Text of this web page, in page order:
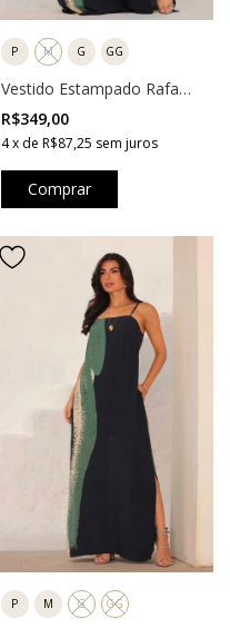
P M G GG
Vestido Estampado Rafa
Azul Marinho
R$349,00
4 x de R$87,25 sem juros
Comprar
P M G GG